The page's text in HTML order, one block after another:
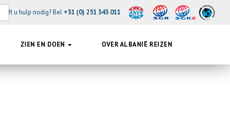
Heeft u hulp nodig? Bel +31 (0) 251 343 011
ZIEN EN DOEN OVER ALBANIË REIZEN